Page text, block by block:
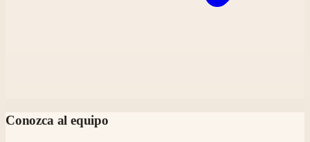
Conozca al equipo